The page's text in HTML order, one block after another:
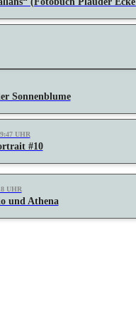
Sonnenblume
UHR
#10
UHR
und Athena